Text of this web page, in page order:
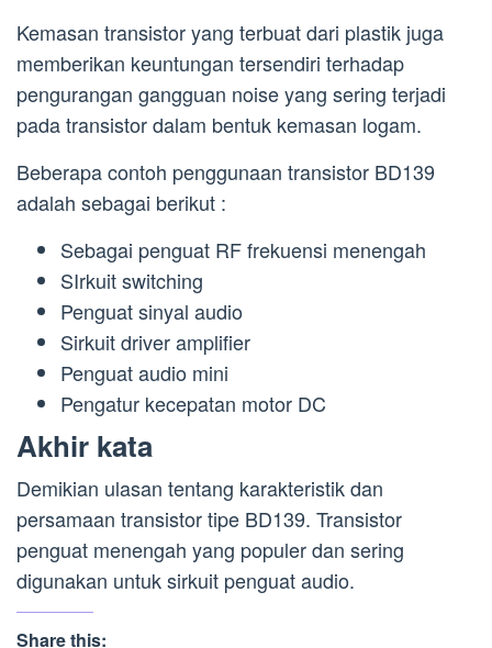
Kemasan transistor yang terbuat dari plastik juga
memberikan keuntungan tersendiri terhadap
pengurangan gangguan noise yang sering terjadi
pada transistor dalam bentuk kemasan logam.
Beberapa contoh penggunaan transistor BD139
adalah sebagai berikut :
Sebagai penguat RF frekuensi menengah
SIrkuit switching
Penguat sinyal audio
Sirkuit driver amplifier
Penguat audio mini
Pengatur kecepatan motor DC
Akhir kata
Demikian ulasan tentang karakteristik dan
persamaan transistor tipe BD139. Transistor
penguat menengah yang populer dan sering
digunakan untuk sirkuit penguat audio.
Share this: